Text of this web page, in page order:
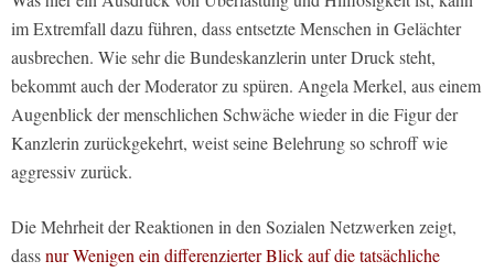
im Extremfall dazu führen, dass entsetzte Menschen in Gelächter
ausbrechen. Wie sehr die Bundeskanzlerin unter Druck steht,
bekommt auch der Moderator zu spüren. Angela Merkel, aus einem
Augenblick der menschlichen Schwäche wieder in die Figur der
Kanzlerin zurückgekehrt, weist seine Belehrung so schroff wie
aggressiv zurück.
Die Mehrheit der Reaktionen in den Sozialen Netzwerken zeigt,
dassnur Wenigen ein differenzierter Blick auf die tatsächliche